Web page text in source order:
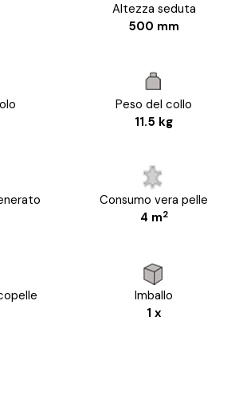
Altezza seduta
500 mm
Peso del collo
11.5 kg
Consumo vera pelle
4 m2
Imballo
1 x